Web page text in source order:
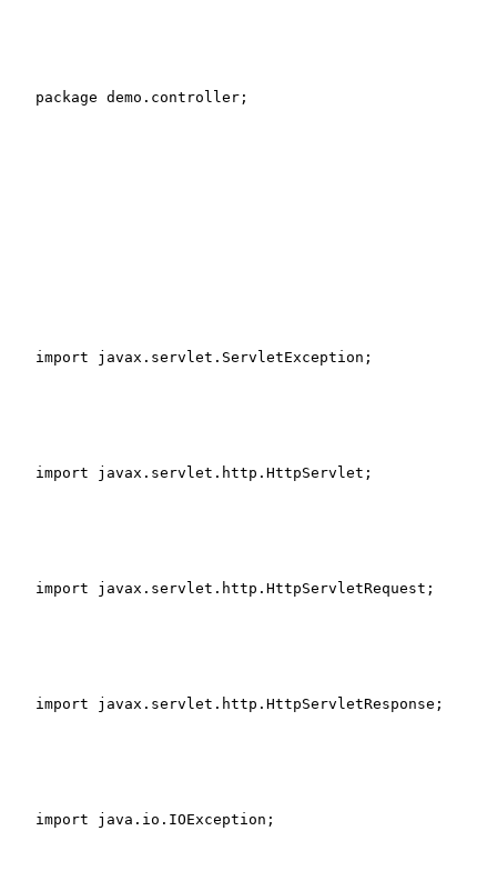
package demo.controller;
import javax.servlet.ServletException;
import javax.servlet.http.HttpServlet;
import javax.servlet.http.HttpServletRequest;
import javax.servlet.http.HttpServletResponse;
import java.io.IOException;